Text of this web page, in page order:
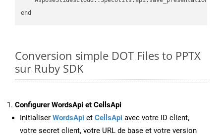
Conversion simple DOT Files to PPTX
sur Ruby SDK
Configurer WordsApi et CellsApi
Initialiser WordsApi et CellsApi avec votre ID client,
votre secret client, votre URL de base et votre version